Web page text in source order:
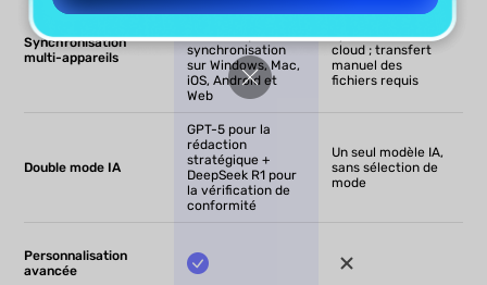
Synchronisation
multi-appareils
sauvegarde
automatique et
synchronisation
sur Windows, Mac,
iOS, Android et
Web
Aucune
synchronisation
cloud ; transfert
manuel des
fichiers requis
Double mode IA
GPT-5 pour la
rédaction
stratégique +
DeepSeek R1 pour
la vérification de
conformité
Un seul modèle IA,
sans sélection de
mode
Personnalisation
avancée